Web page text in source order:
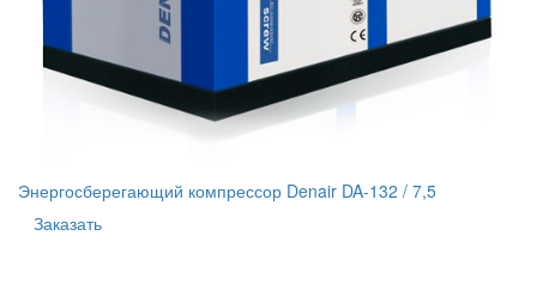
Энергосберегающий компрессор Denair DA-132 / 7,5
Заказать